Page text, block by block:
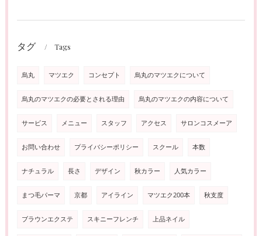
タグ Tags
烏丸 マツエク コンセプト 烏丸のマツエクについて
烏丸のマツエクの必要とされる理由 烏丸のマツエクの内容について
サービス メニュー スタッフ アクセス サロンコスメーア
お問い合わせ プライバシーポリシー スクール 本数
ナチュラル 長さ デザイン 秋カラー 人気カラー
まつ毛パーマ 京都 アイライン マツエク200本 秋支度
ブラウンエクステ スキニーフレンチ 上品ネイル